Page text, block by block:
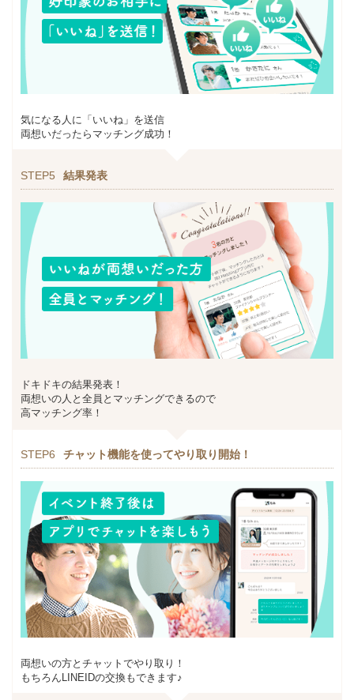
気になる人に「いいね」を送信
両想いだったらマッチング成功！
STEP5 結果発表
ドキドキの結果発表！
両想いの人と全員とマッチングできるので
高マッチング率！
STEP6 チャット機能を使ってやり取り開始！
両想いの方とチャットでやり取り！
もちろんLINEIDの交換もできます♪